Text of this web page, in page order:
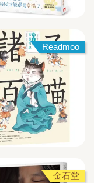
Readmoo
金石堂